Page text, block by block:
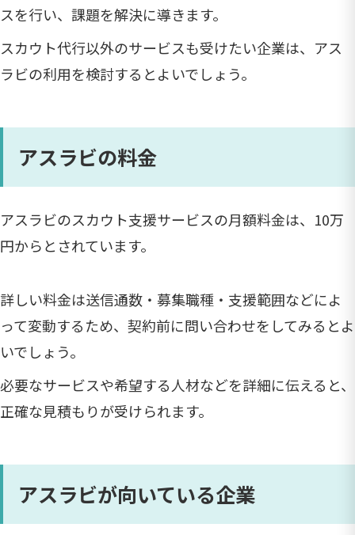
スを行い、課題を解決に導きます。
スカウト代行以外のサービスも受けたい企業は、アス
ラビの利用を検討するとよいでしょう。
アスラビの料金
アスラビのスカウト支援サービスの月額料金は、10万
円からとされています。
詳しい料金は送信通数・募集職種・支援範囲などによ
って変動するため、契約前に問い合わせをしてみるとよ
いでしょう。
必要なサービスや希望する人材などを詳細に伝えると、
正確な見積もりが受けられます。
アスラビが向いている企業